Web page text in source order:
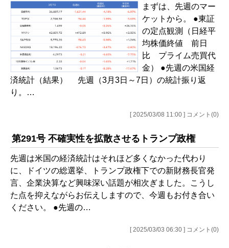
まずは、先週のマー
ケットから。 ●東証
の定点観測（日経平
均株価終値 前日
比 プライム売買代
金） ●先週の米国経
済統計（結果） 先週（3月3日～7日）の統計振り返
り。…
[ 2025/03/08 11:00 ] コメント(0)
第291号 不確実性を拡散させるトランプ政権
先週は米国の経済統計はそれほど多くなかった代わり
に、ドイツの総選挙、トランプ政権下での新財務長官発
言、企業決算など興味深い話題が相次ぎました。こうし
た点を抑えながらお伝えしますので、今週もお付き合い
ください。 ●先週の…
[ 2025/03/03 06:30 ] コメント(0)